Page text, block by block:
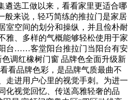
遴选工做以来，看看家里更适合哪
般来说，轻巧简练的推拉门是家居
室空间的划分和操纵，并且俭朴耐
雅、多样的气概能够轻松使用于家
台……客堂阳台推拉门当阳台有安
调红橡树门窗 品牌色全面升级新
看品牌色彩，是品牌气质最曲不
走进用户心里的视觉手刺。为进一
化视觉回忆、传送高雅轻奢的品